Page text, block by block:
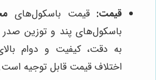
قیمت: قیمت باسکول‌های
باسکول‌های پند و توزین
به دقت، کیفیت و دوام
اختلاف قیمت قابل توجیه